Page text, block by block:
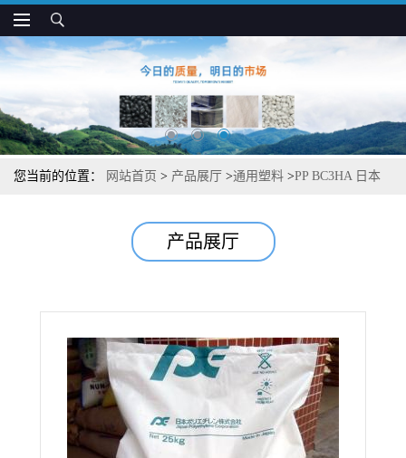
您当前的位置： 网站首页 > 产品展厅 >通用塑料 >PP BC3HA 日本
产品展厅